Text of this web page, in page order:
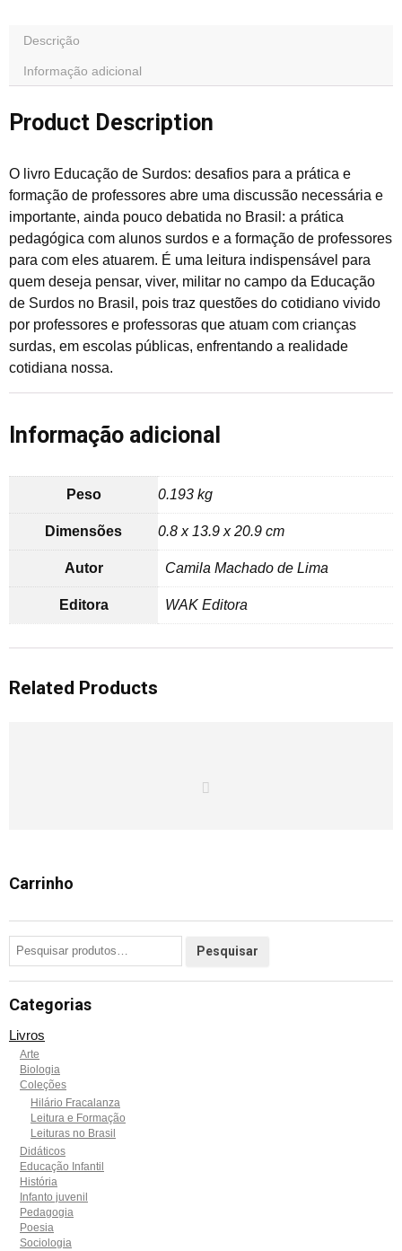
Descrição
Informação adicional
Product Description
O livro Educação de Surdos: desafios para a prática e
formação de professores abre uma discussão necessária e
importante, ainda pouco debatida no Brasil: a prática
pedagógica com alunos surdos e a formação de professores
para com eles atuarem. É uma leitura indispensável para
quem deseja pensar, viver, militar no campo da Educação
de Surdos no Brasil, pois traz questões do cotidiano vivido
por professores e professoras que atuam com crianças
surdas, em escolas públicas, enfrentando a realidade
cotidiana nossa.
Informação adicional
Peso 0.193 kg
Dimensões 0.8 x 13.9 x 20.9 cm
Autor Camila Machado de Lima
Editora WAK Editora
Related Products
Carrinho
Categorias
Livros
Arte
Biologia
Coleções
Hilário Fracalanza
Leitura e Formação
Leituras no Brasil
Didáticos
Educação Infantil
História
Infanto juvenil
Pedagogia
Poesia
Sociologia